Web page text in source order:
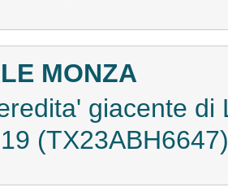
MONZA
giacente di
(TX23ABH6647)